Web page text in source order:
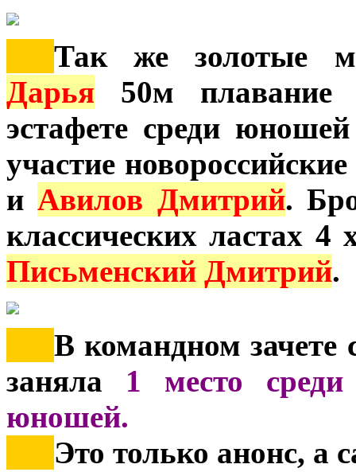
Так же золотые
Дарья 50м
эстафете среди
участие
иАвилов Дмитрий.
классических ластах
Письменский Дмитрий.
В командном зачете
заняла 1 место
юношей.
Это только анонс, а